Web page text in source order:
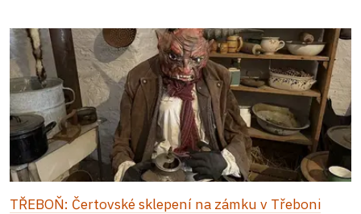
TŘEBOŇ: Čertovské sklepení na zámku v Třeboni